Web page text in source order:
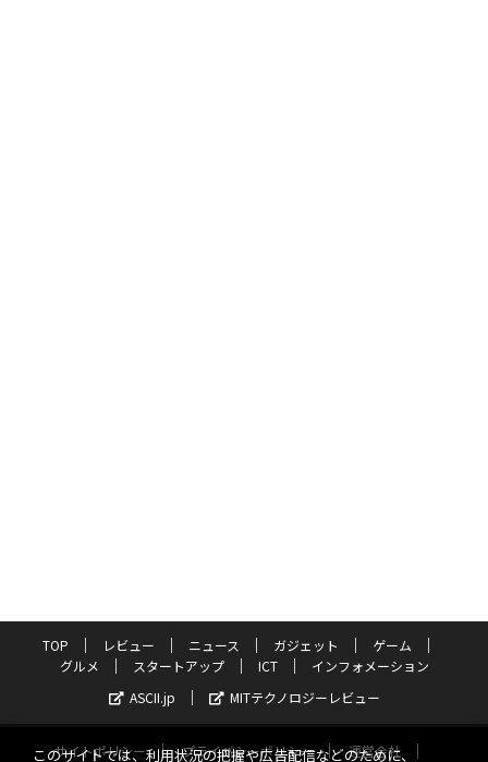
TOP レビュー ニュース ガジェット
ゲーム
グルメ
スタートアップ ICT
インフォメーション
ASCII.jp
MITテクノロジーレビュー
サイトポリシー プライバシーポリシー 運営会社
このサイトでは、利用状況の把握や広告配信などのために、